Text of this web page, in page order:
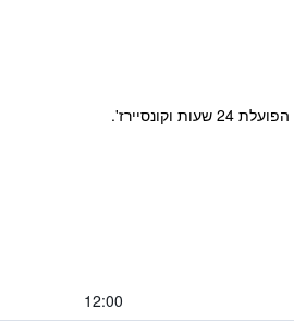
12:00